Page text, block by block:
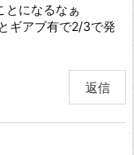
とになるなぁ
ギアブ有で2/3で発
返信